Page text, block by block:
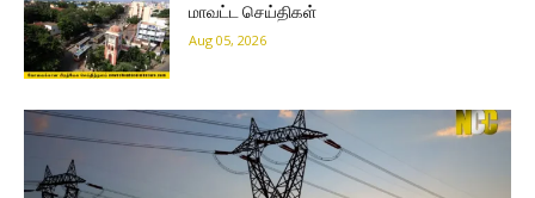
மாவட்ட செய்திகள்
Aug 05, 2026